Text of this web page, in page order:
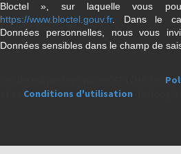
Bloctel », sur laquelle vous
https://www.bloctel.gouv.fr. Dans le
Données personnelles, nous vous
Données sensibles dans le champ de
Conditions d'utilisation